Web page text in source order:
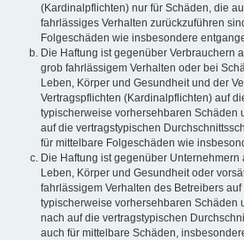
(Kardinalpflichten) nur für Schäden, die
fahrlässiges Verhalten zurückzuführen
Folgeschäden wie insbesondere
Die Haftung ist gegenüber Verbrauchern
grob fahrlässigem Verhalten oder bei
Leben, Körper und Gesundheit und der
Vertragspflichten (Kardinalpflichten) auf
typischerweise vorhersehbaren Schäden
auf die vertragstypischen
für mittelbare Folgeschäden wie
Die Haftung ist gegenüber Unternehmern
Leben, Körper und Gesundheit oder
fahrlässigem Verhalten des Betreibers
typischerweise vorhersehbaren Schäden
nach auf die vertragstypischen
auch für mittelbare Schäden,